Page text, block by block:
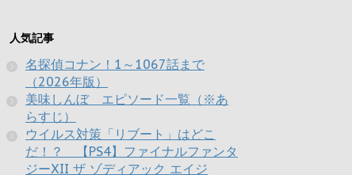
人気記事
名探偵コナン！1～1067話まで
（2026年版）
美味しんぼ エピソード一覧（※あ
らすじ）
ウイルス対策「リブート」はどこ
だ！？ 【PS4】ファイナルファンタ
ジーXII ザ ゾディアック エイジ